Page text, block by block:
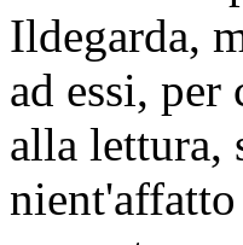
Ildegarda,
ad essi, per
alla lettura,